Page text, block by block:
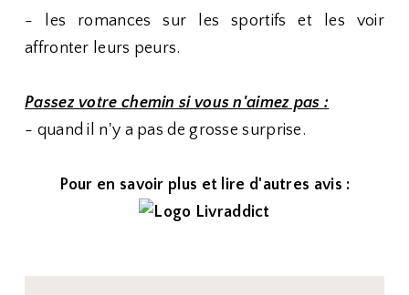
- les romances sur les sportifs et les voir
affronter leurs peurs.
Passez votre chemin si vous n'aimez pas :
- quand il n'y a pas de grosse surprise.
Pour en savoir plus et lire d'autres avis :